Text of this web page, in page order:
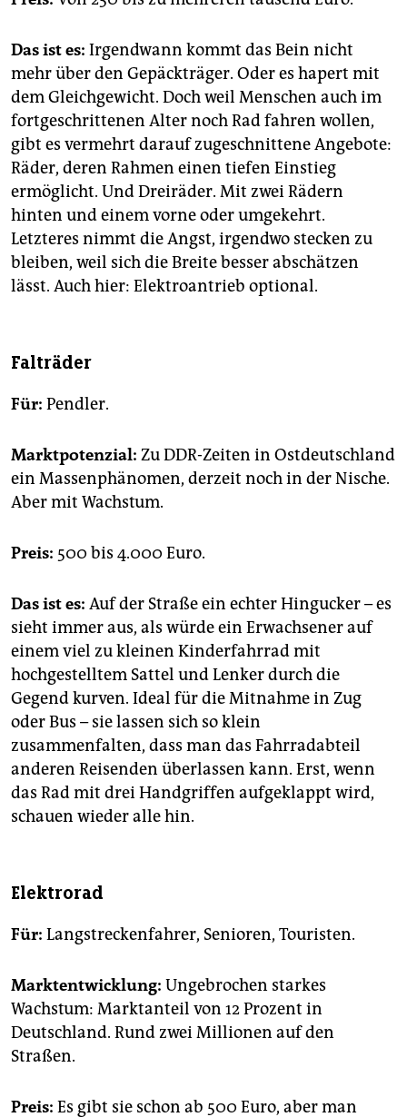
Das ist es: Irgendwann kommt das Bein nicht
mehr über den Gepäckträger. Oder es hapert mit
dem Gleichgewicht. Doch weil Menschen auch im
fortgeschrittenen Alter noch Rad fahren wollen,
gibt es vermehrt darauf zugeschnittene Angebote:
Räder, deren Rahmen einen tiefen Einstieg
ermöglicht. Und Dreiräder. Mit zwei Rädern
hinten und einem vorne oder umgekehrt.
Letzteres nimmt die Angst, irgendwo stecken zu
bleiben, weil sich die Breite besser abschätzen
lässt. Auch hier: Elektroantrieb optional.
Falträder
Für: Pendler.
Marktpotenzial: Zu DDR-Zeiten in Ostdeutschland
ein Massenphänomen, derzeit noch in der Nische.
Aber mit Wachstum.
Preis: 500 bis 4.000 Euro.
Das ist es: Auf der Straße ein echter Hingucker – es
sieht immer aus, als würde ein Erwachsener auf
einem viel zu kleinen Kinderfahrrad mit
hochgestelltem Sattel und Lenker durch die
Gegend kurven. Ideal für die Mitnahme in Zug
oder Bus – sie lassen sich so klein
zusammenfalten, dass man das Fahrradabteil
anderen Reisenden überlassen kann. Erst, wenn
das Rad mit drei Handgriffen aufgeklappt wird,
schauen wieder alle hin.
Elektrorad
Für: Langstreckenfahrer, Senioren, Touristen.
Marktentwicklung: Ungebrochen starkes
Wachstum: Marktanteil von 12 Prozent in
Deutschland. Rund zwei Millionen auf den
Straßen.
Preis: Es gibt sie schon ab 500 Euro, aber man